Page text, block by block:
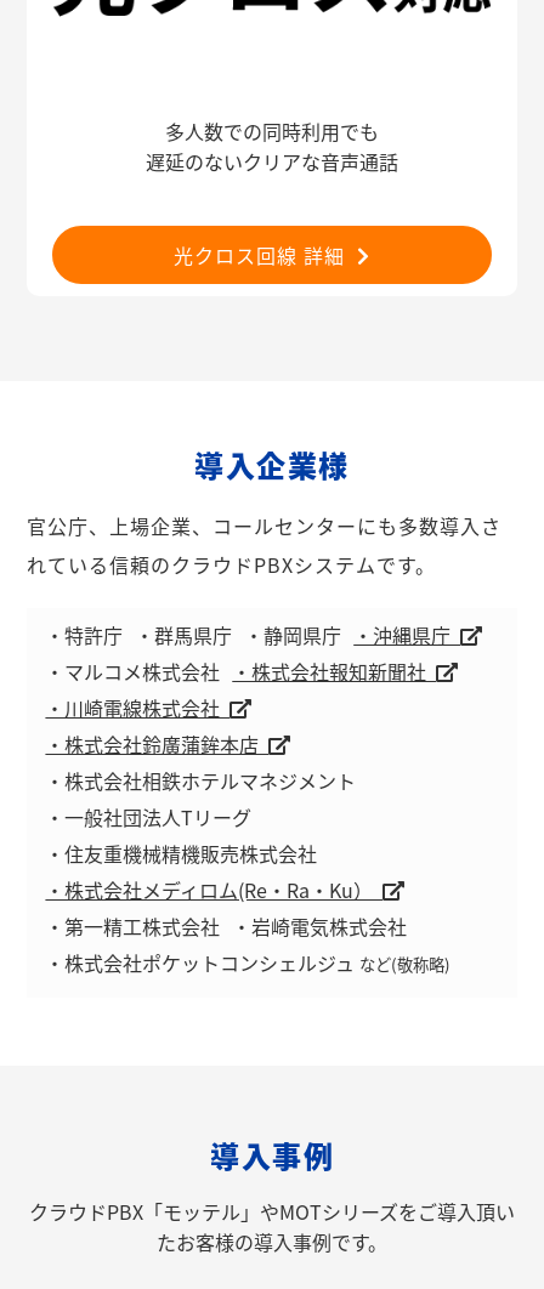
多人数での同時利用でも
遅延のないクリアな音声通話
光クロス回線 詳細
導入企業様
官公庁、上場企業、コールセンターにも多数導入さ
れている信頼のクラウドPBXシステムです。
・特許庁 ・群馬県庁 ・静岡県庁
・沖縄県庁
・マルコメ株式会社
・株式会社報知新聞社
・川崎電線株式会社
・株式会社鈴廣蒲鉾本店
・株式会社相鉄ホテルマネジメント
・一般社団法人Tリーグ
・住友重機械精機販売株式会社
・株式会社メディロム(Re・Ra・Ku）
・第一精工株式会社
・岩崎電気株式会社
・株式会社ポケットコンシェルジュ など(敬称略)
導入事例
クラウドPBX「モッテル」やMOTシリーズをご導入頂い
たお客様の導入事例です。